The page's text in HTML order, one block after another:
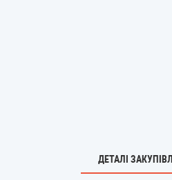
ДЕТАЛІ ЗАКУПІВЛІ